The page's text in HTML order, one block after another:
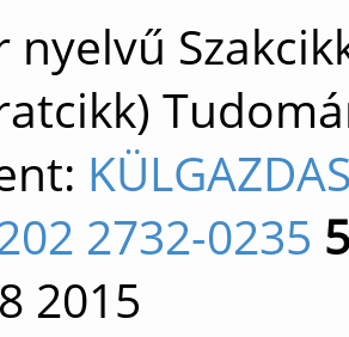
nyelvű
2732-0235
2015